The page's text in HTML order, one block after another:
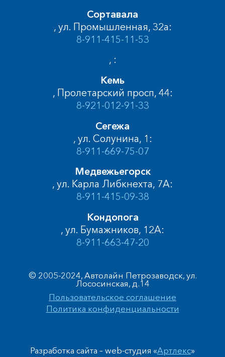
Сортавала
, ул. Промышленная, 32а:
8-911-415-11-53
, :
Кемь
, Пролетарский просп, 44:
8-921-012-91-33
Сегежа
, ул. Солунина, 1:
8-911-669-75-07
Медвежьегорск
, ул. Карла Либкнехта, 7А:
8-911-415-09-38
Кондопога
, ул. Бумажников, 12А:
8-911-663-47-20
© 2005-2024, Автолайн Петрозаводск, ул.
Лососинская, д.14
Пользовательское соглашение
Политика конфиденциальности
Разработка сайта – web-студия «Артлекс»